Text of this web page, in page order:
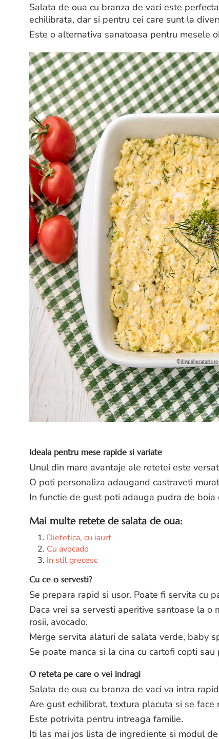
Salata de oua cu branza de vaci este
echilibrata, dar si pentru cei care sunt la
Este o alternativa sanatoasa pentru mesele
Ideala pentru mese rapide si variate
Unul din mare avantaje ale retetei este
O poti personaliza adaugand castraveti
In functie de gust poti adauga pudra de
Mai multe retete de salata de oua:
Dietetica, cu iaurt
Cu avocado
In stil grecesc
Cu ce o servesti?
Se prepara rapid si usor. Poate fi servita cu
Daca vrei sa servesti aperitive santoase la
rosii, avocado.
Merge servita alaturi de salata verde, baby
Se poate manca si la cina cu cartofi copti
O reteta pe care o vei indragi
Salata de oua cu branza de vaci va intra
Are gust echilibrat, textura placuta si se face
Este potrivita pentru intreaga familie.
Iti las mai jos lista de ingrediente si modul